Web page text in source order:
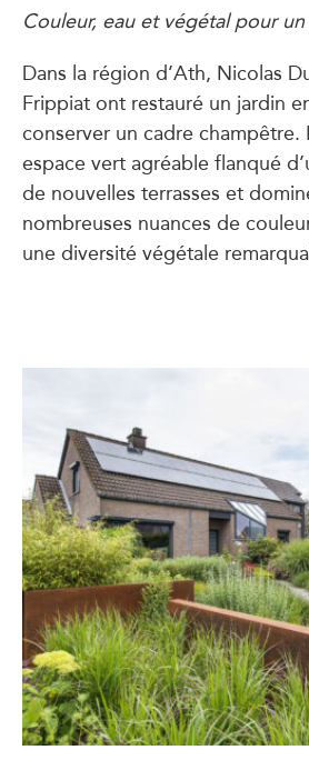
Couleur, eau et végétal pour
Dans la région d’Ath, Nicolas
Frippiat ont restauré un jardin
conserver un cadre champêtre.
espace vert agréable flanqué
de nouvelles terrasses et
nombreuses nuances de
une diversité végétale